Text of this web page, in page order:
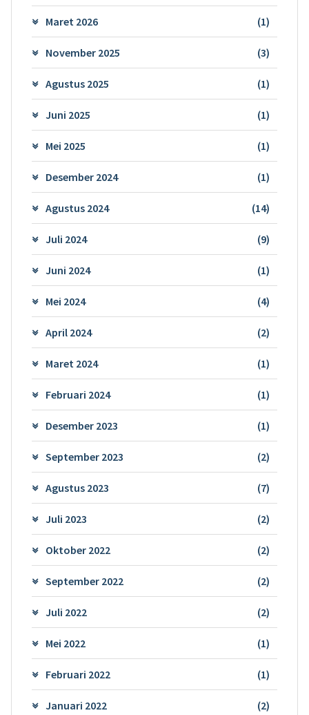
Maret 2026 (1)
November 2025 (3)
Agustus 2025 (1)
Juni 2025 (1)
Mei 2025 (1)
Desember 2024 (1)
Agustus 2024 (14)
Juli 2024 (9)
Juni 2024 (1)
Mei 2024 (4)
April 2024 (2)
Maret 2024 (1)
Februari 2024 (1)
Desember 2023 (1)
September 2023 (2)
Agustus 2023 (7)
Juli 2023 (2)
Oktober 2022 (2)
September 2022 (2)
Juli 2022 (2)
Mei 2022 (1)
Februari 2022 (1)
Januari 2022 (2)